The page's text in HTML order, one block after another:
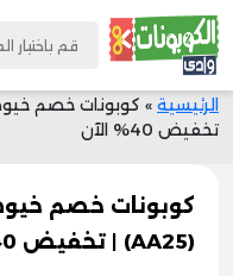
الرئيسية »
تخفيض 40% الآن
كوبونات خصم خيوط
(AA25) | تخفيض 40% الآن